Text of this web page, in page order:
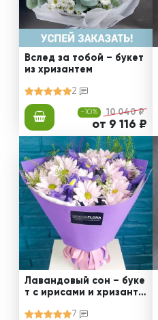
Вслед за тобой – букет
из хризантем
2
-10% 10 040 ₽
от 9 116 ₽
Лавандовый сон – буке
т с ирисами и хризанте
7